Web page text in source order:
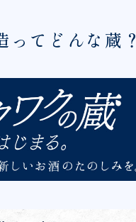
ってどんな蔵？